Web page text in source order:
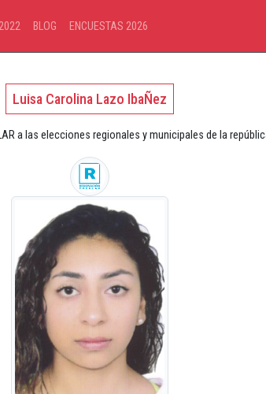
2022 BLOG ENCUESTAS 2026
Luisa Carolina Lazo IbaÑez
a las elecciones regionales y municipales de la